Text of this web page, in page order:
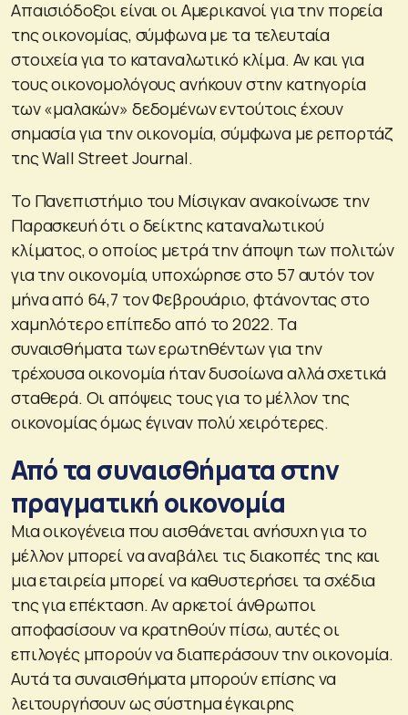
Απαισιόδοξοι είναι οι Αμερικανοί για την πορεία
της οικονομίας, σύμφωνα με τα τελευταία
στοιχεία για το καταναλωτικό κλίμα. Αν και για
τους οικονομολόγους ανήκουν στην κατηγορία
των «μαλακών» δεδομένων εντούτοις έχουν
σημασία για την οικονομία, σύμφωνα με ρεπορτάζ
της Wall Street Journal.
Το Πανεπιστήμιο του Μίσιγκαν ανακοίνωσε την
Παρασκευή ότι ο δείκτης καταναλωτικού
κλίματος, ο οποίος μετρά την άποψη των πολιτών
για την οικονομία, υποχώρησε στο 57 αυτόν τον
μήνα από 64,7 τον Φεβρουάριο, φτάνοντας στο
χαμηλότερο επίπεδο από το 2022. Τα
συναισθήματα των ερωτηθέντων για την
τρέχουσα οικονομία ήταν δυσοίωνα αλλά σχετικά
σταθερά. Οι απόψεις τους για το μέλλον της
οικονομίας όμως έγιναν πολύ χειρότερες.
Από τα συναισθήματα στην
πραγματική οικονομία
Μια οικογένεια που αισθάνεται ανήσυχη για το
μέλλον μπορεί να αναβάλει τις διακοπές της και
μια εταιρεία μπορεί να καθυστερήσει τα σχέδια
της για επέκταση. Αν αρκετοί άνθρωποι
αποφασίσουν να κρατηθούν πίσω, αυτές οι
επιλογές μπορούν να διαπεράσουν την οικονομία.
Αυτά τα συναισθήματα μπορούν επίσης να
λειτουργήσουν ως σύστημα έγκαιρης